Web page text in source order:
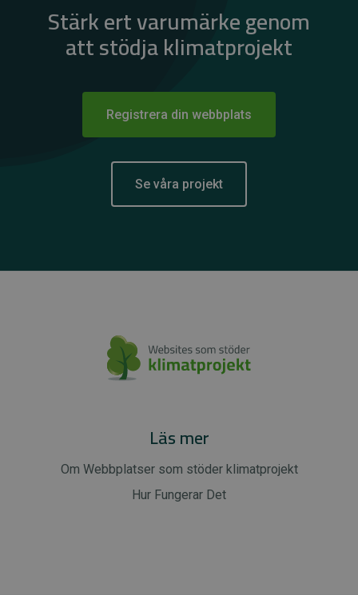
Stärk ert varumärke genom
att stödja klimatprojekt
Registrera din webbplats
Se våra projekt
Läs mer
Om Webbplatser som stöder klimatprojekt
Hur Fungerar Det